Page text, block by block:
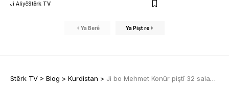
Ji AliyêStêrk TV
Ya Berê Ya Pişt re
Stêrk TV > Blog > Kurdistan > Ji bo Mehmet Konûr piştî 32 salan konê sersaxiyê hate vedan